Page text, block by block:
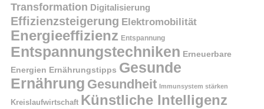
Transformation Digitalisierung
Effizienzsteigerung Elektromobilität
Energieeffizienz Entspannung
Entspannungstechniken Erneuerbare
Energien Ernährungstipps Gesunde
Ernährung Gesundheit Immunsystem stärken
Kreislaufwirtschaft Künstliche Intelligenz